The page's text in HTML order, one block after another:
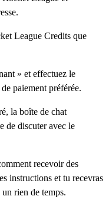
League Credits que
» et effectuez le
paiement préférée.
la boîte de chat
de discuter avec le
recevoir des
instructions et tu recevras
rien de temps.